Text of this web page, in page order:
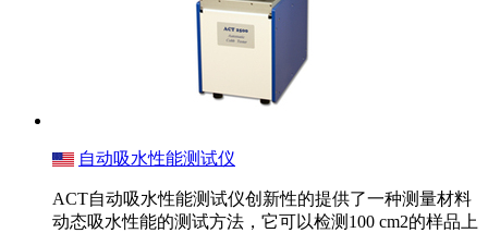
自动吸水性能测试仪
ACT自动吸水性能测试仪创新性的提供了一种测量材料
动态吸水性能的测试方法，它可以检测100 cm2的样品上